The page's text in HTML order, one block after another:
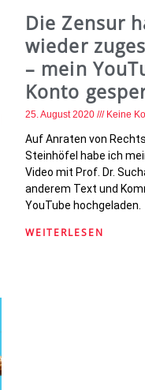
Die Zensur
wieder
– mein
Konto
25. August 2020 Keine
Auf Anraten von
Steinhöfel habe ich
Video mit Prof. Dr.
anderem Text und
YouTube hochgeladen.
WEITERLESEN